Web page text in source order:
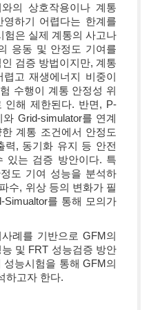
의 상호작용이나 계통
하기 어렵다는 한계를
험은 실제 계통의 사고나
응동 및 안정도 기여를
검증 방법이지만, 계통
고 재생에너지 비중이
수행이 계통 안정성 위
인해 제한된다. 반면, P-
Grid-simulator를 연계
계통 조건에서 안정도
력, 동기화 유지 등 안전
있는 검증 방안이다. 특
도 기여 성능을 분석하
수, 위상 등의 변화가 필
Simualtor를 통해 모의가
례를 기반으로 GFM의
및 FRT 성능검증 방안
능시험을 통해 GFM의
하고자 한다.